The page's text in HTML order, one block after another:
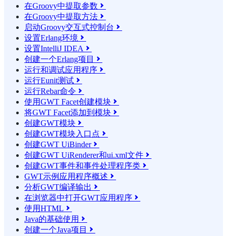
在Groovy中提取参数 
在Groovy中提取方法 
启动Groovy交互式控制台 
设置Erlang环境 
设置IntelliJ IDEA 
创建一个Erlang项目 
运行和调试应用程序 
运行Eunit测试 
运行Rebar命令 
使用GWT Facet创建模块 
将GWT Facet添加到模块 
创建GWT模块 
创建GWT模块入口点 
创建GWT UiBinder
创建GWT UiRenderer和ui.xml文件 
创建GWT事件和事件处理程序类 
GWT示例应用程序概述 
分析GWT编译输出 
在浏览器中打开GWT应用程序 
使用HTML 
Java的基础使用 
创建一个Java项目 